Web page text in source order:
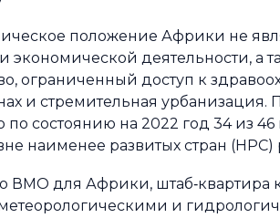
положение Африки не
экономической деятельности, а
ограниченный доступ к
и стремительная
по состоянию на 2022 год 34
наименее развитых стран
ВМО для Африки, штаб‑квартира
и